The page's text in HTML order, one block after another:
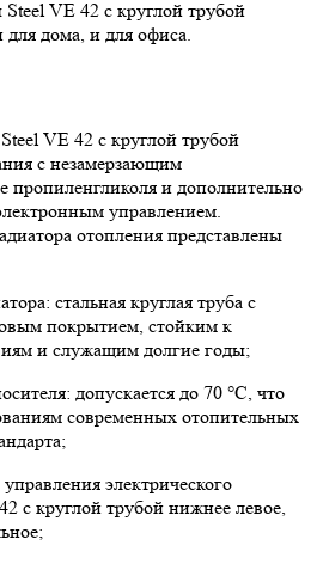
VE 42 с круглой трубой
дома, и для офиса.
VE 42 с круглой трубой
с незамерзающим
пропиленгликоля и дополнительно
управлением.
отопления представлены
стальная круглая труба с
покрытием, стойким к
и служащим долгие годы;
допускается до 70 °C, что
современных отопительных
электрического
с круглой трубой нижнее левое,